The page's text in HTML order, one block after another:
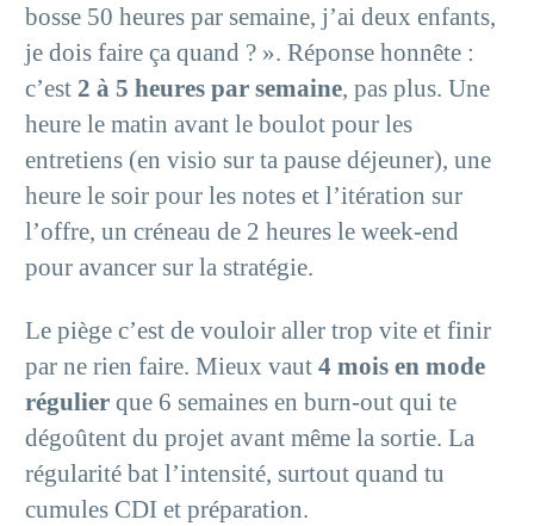
bosse 50 heures par semaine, j’ai deux enfants,
je dois faire ça quand ? ». Réponse honnête :
c’est 2 à 5 heures par semaine, pas plus. Une
heure le matin avant le boulot pour les
entretiens (en visio sur ta pause déjeuner), une
heure le soir pour les notes et l’itération sur
l’offre, un créneau de 2 heures le week-end
pour avancer sur la stratégie.
Le piège c’est de vouloir aller trop vite et finir
par ne rien faire. Mieux vaut 4 mois en mode
régulier que 6 semaines en burn-out qui te
dégoûtent du projet avant même la sortie. La
régularité bat l’intensité, surtout quand tu
cumules CDI et préparation.